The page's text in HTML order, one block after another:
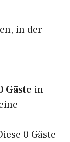
in der
Gäste in
0 Gäste